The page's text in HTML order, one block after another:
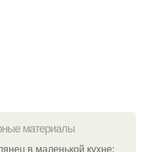
материалы
в маленькой кухне: